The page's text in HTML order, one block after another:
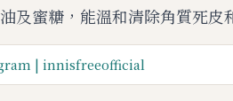
及蜜糖，能溫和清除角質死皮
| innisfreeofficial